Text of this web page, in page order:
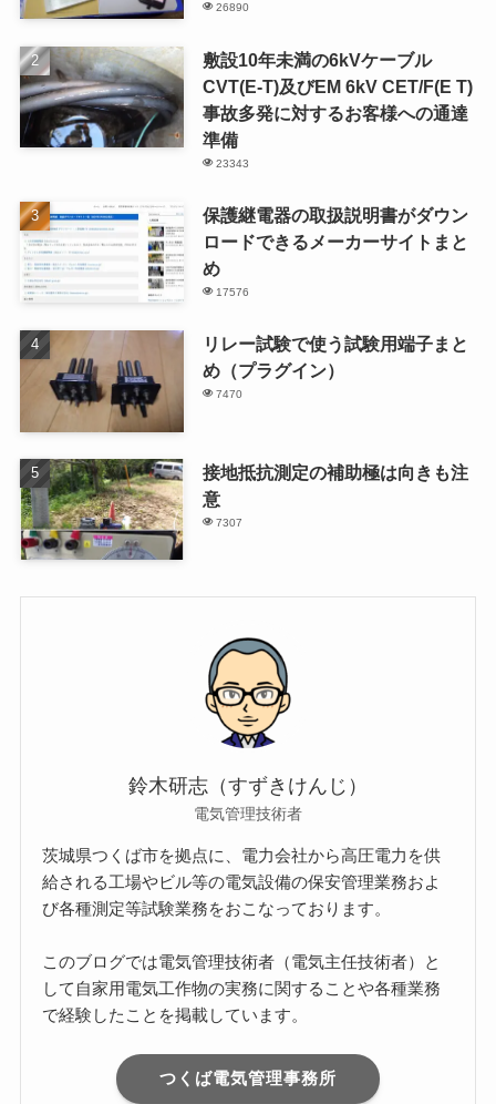
26890
敷設10年未満の6kVケーブル
CVT(E-T)及びEM 6kV CET/F(E T)
事故多発に対するお客様への通達
準備
23343
保護継電器の取扱説明書がダウン
ロードできるメーカーサイトまと
め
17576
リレー試験で使う試験用端子まと
め（プラグイン）
7470
接地抵抗測定の補助極は向きも注
意
7307
鈴木研志（すずきけんじ）
電気管理技術者
茨城県つくば市を拠点に、電力会社から高圧電力を供
給される工場やビル等の電気設備の保安管理業務およ
び各種測定等試験業務をおこなっております。
このブログでは電気管理技術者（電気主任技術者）と
して自家用電気工作物の実務に関することや各種業務
で経験したことを掲載しています。
つくば電気管理事務所